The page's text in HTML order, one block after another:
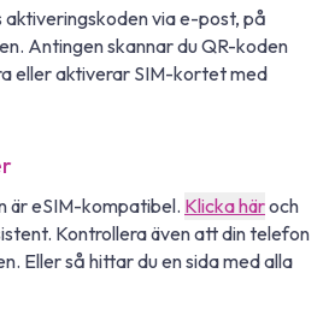
via e-post, på
Antingen skannar du QR-koden
eller aktiverar SIM-kortet med
är eSIM-kompatibel. Klicka häroch
Kontrollera även att din telefon
Eller så hittar du en sida med alla